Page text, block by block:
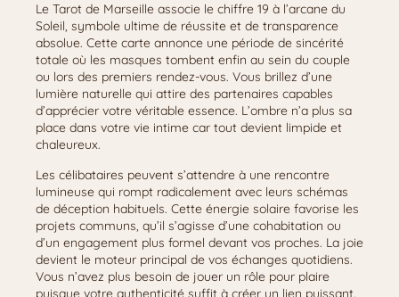
Le Tarot de Marseille associe le chiffre 19 à l’arcane du
Soleil, symbole ultime de réussite et de transparence
absolue. Cette carte annonce une période de sincérité
totale où les masques tombent enfin au sein du couple
ou lors des premiers rendez-vous. Vous brillez d’une
lumière naturelle qui attire des partenaires capables
d’apprécier votre véritable essence. L’ombre n’a plus sa
place dans votre vie intime car tout devient limpide et
chaleureux.
Les célibataires peuvent s’attendre à une rencontre
lumineuse qui rompt radicalement avec leurs schémas
de déception habituels. Cette énergie solaire favorise les
projets communs, qu’il s’agisse d’une cohabitation ou
d’un engagement plus formel devant vos proches. La joie
devient le moteur principal de vos échanges quotidiens.
Vous n’avez plus besoin de jouer un rôle pour plaire
puisque votre authenticité suffit à créer un lien puissant.